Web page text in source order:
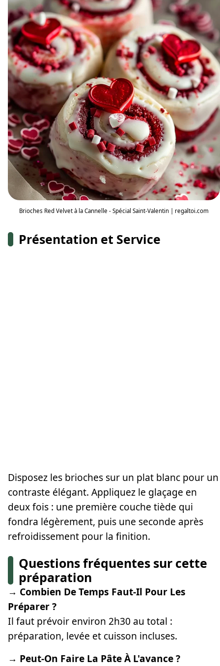
Brioches Red Velvet à la Cannelle - Spécial Saint-Valentin | regaltoi.com
Présentation et Service
Disposez les brioches sur un plat blanc pour un
contraste élégant. Appliquez le glaçage en
deux fois : une première couche tiède qui
fondra légèrement, puis une seconde après
refroidissement pour la finition.
Questions fréquentes sur cette
préparation
→ Combien De Temps Faut-Il Pour Les
Préparer ?
Il faut prévoir environ 2h30 au total :
préparation, levée et cuisson incluses.
→ Peut-On Faire La Pâte À L'avance ?